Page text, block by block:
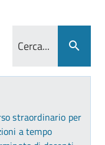
straordinario per
a tempo